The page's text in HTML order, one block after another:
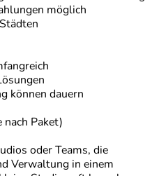
möglich
können dauern
Paket)
oder Teams, die
Verwaltung in einem